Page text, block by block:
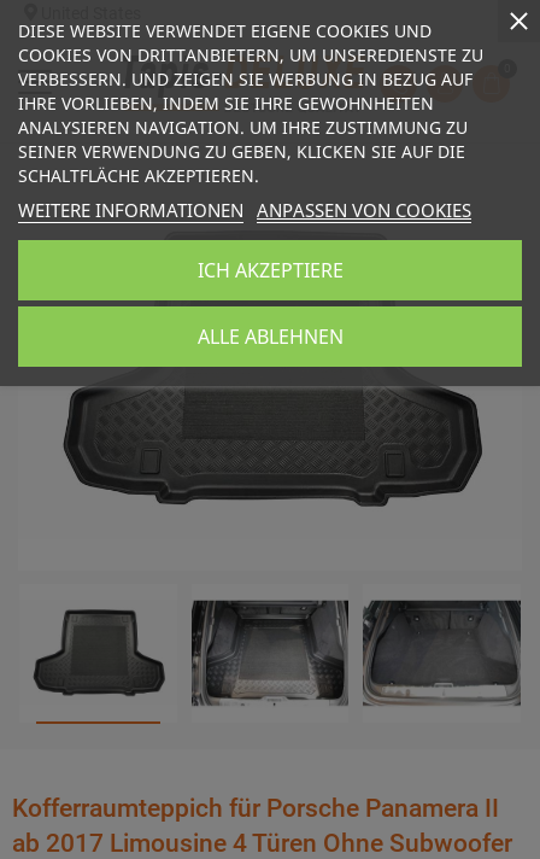
Kofferraumteppich für Porsche Panamera II
ab 2017 Limousine 4 Türen Ohne Subwoofer
DIESE WEBSITE VERWENDET EIGENE COOKIES UND
COOKIES VON DRITTANBIETERN, UM UNSEREDIENSTE ZU
VERBESSERN. UND ZEIGEN SIE WERBUNG IN BEZUG AUF
IHRE VORLIEBEN, INDEM SIE IHRE GEWOHNHEITEN
ANALYSIEREN NAVIGATION. UM IHRE ZUSTIMMUNG ZU
SEINER VERWENDUNG ZU GEBEN, KLICKEN SIE AUF DIE
SCHALTFLÄCHE AKZEPTIEREN.
WEITERE INFORMATIONEN ANPASSEN VON COOKIES
ALLE ABLEHNEN
ICH AKZEPTIERE